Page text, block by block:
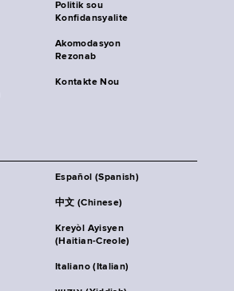
Politik sou
Konfidansyalite
Akomodasyon
Rezonab
Kontakte Nou
Español (Spanish)
中文 (Chinese)
Kreyòl Ayisyen
(Haitian-Creole)
Italiano (Italian)